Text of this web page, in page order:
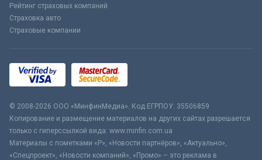
Рейтинг страховых компаний
Страховка авто
Страховые компании
© 2008-2026 ООО «МинфинМедиа». Код ЕГРПОУ: 35506859
Копирование и размещение материалов на других сайтах разрешается
только с гиперссылкой вида: www.minfin.com.ua
Материалы с пометками «Р», «Новости партнёров», «Актуально»,
«Спецпроект», «Новости компаний», «Промо» – это реклама в